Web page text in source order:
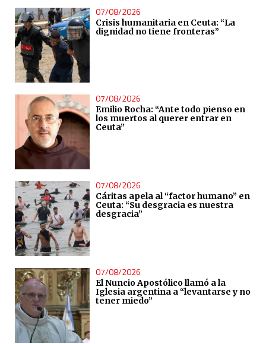
07/08/2026
Crisis humanitaria en Ceuta: “La
dignidad no tiene fronteras”
07/08/2026
Emilio Rocha: “Ante todo pienso en
los muertos al querer entrar en
Ceuta”
07/08/2026
Cáritas apela al “factor humano” en
Ceuta: “Su desgracia es nuestra
desgracia”
07/08/2026
El Nuncio Apostólico llamó a la
Iglesia argentina a “levantarse y no
tener miedo”